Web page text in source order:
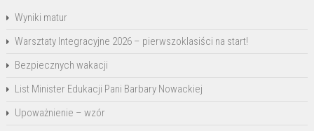
Wyniki matur
Warsztaty Integracyjne 2026 – pierwszoklasiści na start!
Bezpiecznych wakacji
List Minister Edukacji Pani Barbary Nowackiej
Upoważnienie – wzór